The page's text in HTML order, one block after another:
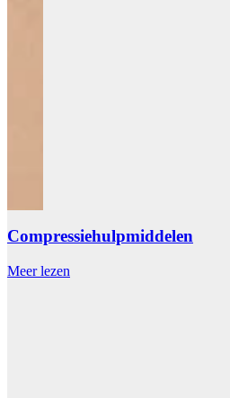
Compressiehulpmiddelen
Meer lezen